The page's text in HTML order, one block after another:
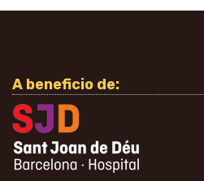
A beneficio de: